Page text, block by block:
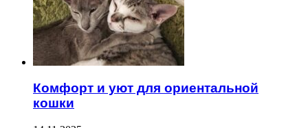
Комфорт и уют для ориентальной
кошки